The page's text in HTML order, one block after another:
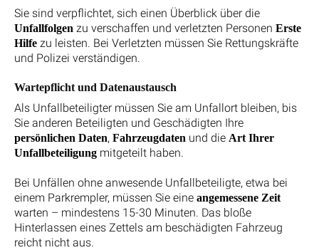
Sie sind verpflichtet, sich einen Überblick über die
Unfallfolgen zu verschaffen und verletzten Personen Erste
Hilfe zu leisten. Bei Verletzten müssen Sie Rettungskräfte
und Polizei verständigen.
Wartepflicht und Datenaustausch
Als Unfallbeteiligter müssen Sie am Unfallort bleiben, bis
Sie anderen Beteiligten und Geschädigten Ihre
persönlichen Daten, Fahrzeugdaten und die Art Ihrer
Unfallbeteiligung mitgeteilt haben.
Bei Unfällen ohne anwesende Unfallbeteiligte, etwa bei
einem Parkrempler, müssen Sie eine angemessene Zeit
warten – mindestens 15-30 Minuten. Das bloße
Hinterlassen eines Zettels am beschädigten Fahrzeug
reicht nicht aus.